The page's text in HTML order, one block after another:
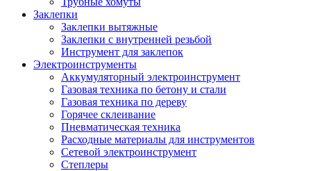
Заклепки
Заклепки вытяжные
Заклепки с внутренней резьбой
Инструмент для заклепок
Электроинструменты
Аккумуляторный электроинструмент
Газовая техника по бетону и стали
Газовая техника по дереву
Горячее склеивание
Пневматическая техника
Расходные материалы для инструментов
Сетевой электроинструмент
Степлеры